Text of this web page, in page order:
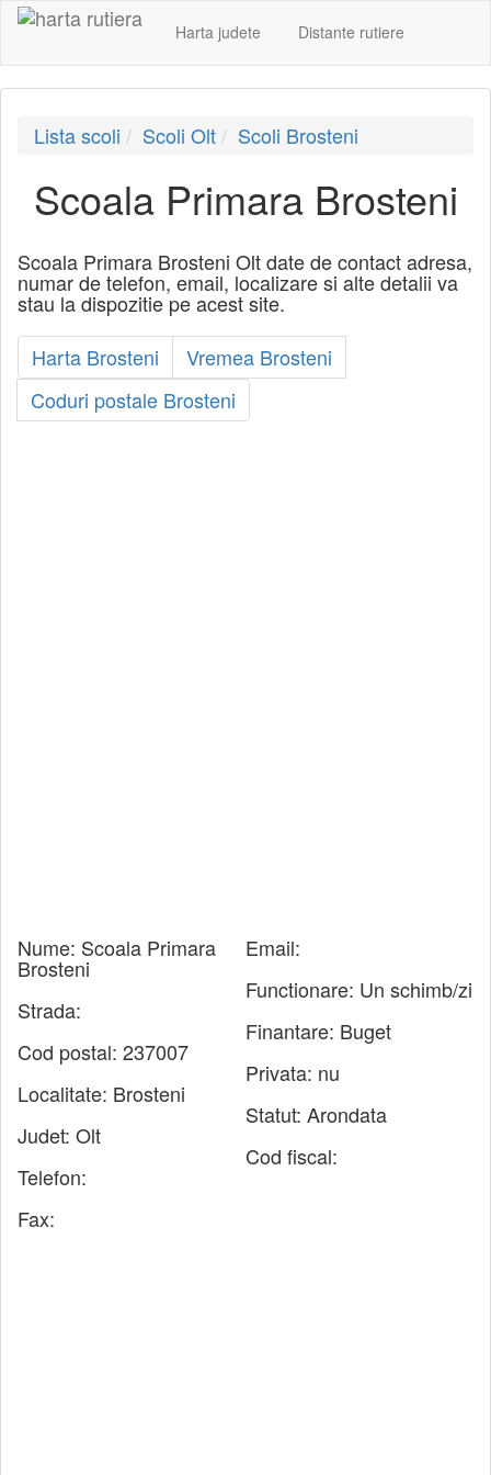
Harta judete Distante rutiere
Lista scoli Scoli Olt Scoli Brosteni
Scoala Primara Brosteni
Scoala Primara Brosteni Olt date de contact adresa,
numar de telefon, email, localizare si alte detalii va
stau la dispozitie pe acest site.
Harta Brosteni
Vremea Brosteni
Coduri postale Brosteni
Nume: Scoala Primara
Brosteni
Strada:
Cod postal: 237007
Localitate: Brosteni
Judet: Olt
Telefon:
Fax:
Email:
Functionare: Un schimb/zi
Finantare: Buget
Privata: nu
Statut: Arondata
Cod fiscal: